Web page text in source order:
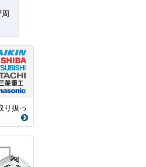
り扱っ